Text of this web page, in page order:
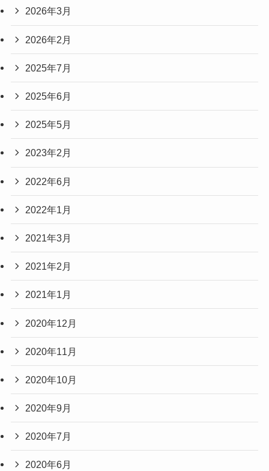
2026年3月
2026年2月
2025年7月
2025年6月
2025年5月
2023年2月
2022年6月
2022年1月
2021年3月
2021年2月
2021年1月
2020年12月
2020年11月
2020年10月
2020年9月
2020年7月
2020年6月